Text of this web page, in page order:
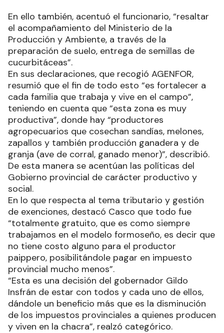
En ello también, acentuó el funcionario, “resaltar
el acompañamiento del Ministerio de la
Producción y Ambiente, a través de la
preparación de suelo, entrega de semillas de
cucurbitáceas”.
En sus declaraciones, que recogió AGENFOR,
resumió que el fin de todo esto “es fortalecer a
cada familia que trabaja y vive en el campo”,
teniendo en cuenta que “esta zona es muy
productiva”, donde hay “productores
agropecuarios que cosechan sandías, melones,
zapallos y también producción ganadera y de
granja (ave de corral, ganado menor)”, describió.
De esta manera se acentúan las políticas del
Gobierno provincial de carácter productivo y
social.
En lo que respecta al tema tributario y gestión
de exenciones, destacó Casco que todo fue
“totalmente gratuito, que es como siempre
trabajamos en el modelo formoseño, es decir que
no tiene costo alguno para el productor
paippero, posibilitándole pagar en impuesto
provincial mucho menos”.
“Esta es una decisión del gobernador Gildo
Insfrán de estar con todos y cada uno de ellos,
dándole un beneficio más que es la disminución
de los impuestos provinciales a quienes producen
y viven en la chacra”, realzó categórico.